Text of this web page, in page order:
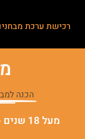
רכישת ערכת
הכנה
מעל 18 שנים - מחברים אתכם להצלחה